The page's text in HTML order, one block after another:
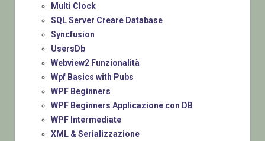
Multi Clock
SQL Server Creare Database
Syncfusion
UsersDb
Webview2 Funzionalità
Wpf Basics with Pubs
WPF Beginners
WPF Beginners Applicazione con DB
WPF Intermediate
XML & Serializzazione